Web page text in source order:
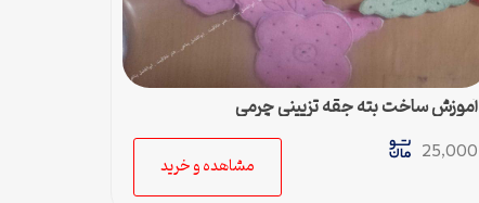
آموزش ساخت بته جقه تزیینی چرمی
25,000
مشاهده و خرید